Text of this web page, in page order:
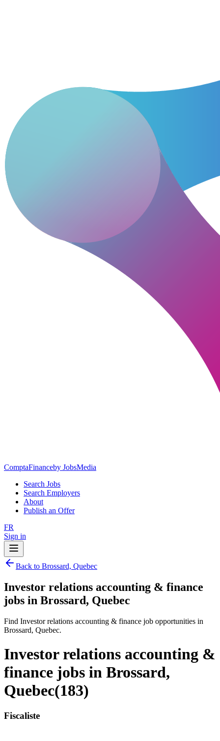
ComptaFinanceby JobsMedia
Search Jobs
Search Employers
About
Publish an Offer
FR
Sign in
Back to Brossard, Quebec
Investor relations accounting & finance
jobs in Brossard, Quebec
Find Investor relations accounting & finance job opportunities in
Brossard, Quebec.
Investor relations accounting &
finance jobs in Brossard,
Quebec(183)
Fiscaliste